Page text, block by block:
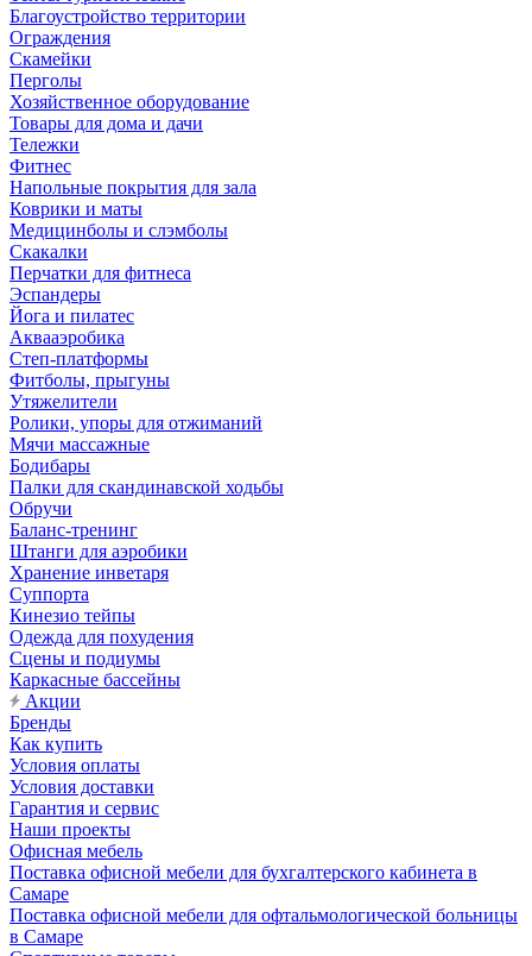
Благоустройство территории
Ограждения
Скамейки
Перголы
Хозяйственное оборудование
Товары для дома и дачи
Тележки
Фитнес
Напольные покрытия для зала
Коврики и маты
Медицинболы и слэмболы
Скакалки
Перчатки для фитнеса
Эспандеры
Йога и пилатес
Аквааэробика
Степ-платформы
Фитболы, прыгуны
Утяжелители
Ролики, упоры для отжиманий
Мячи массажные
Бодибары
Палки для скандинавской ходьбы
Обручи
Баланс-тренинг
Штанги для аэробики
Хранение инветаря
Суппорта
Кинезио тейпы
Одежда для похудения
Сцены и подиумы
Каркасные бассейны
Акции
Бренды
Как купить
Условия оплаты
Условия доставки
Гарантия и сервис
Наши проекты
Офисная мебель
Поставка офисной мебели для бухгалтерского кабинета в
Самаре
Поставка офисной мебели для офтальмологической больницы
в Самаре